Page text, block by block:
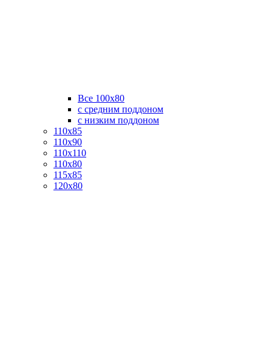
Все 100х80
с средним поддоном
с низким поддоном
110х85
110х90
110х110
110х80
115х85
120х80